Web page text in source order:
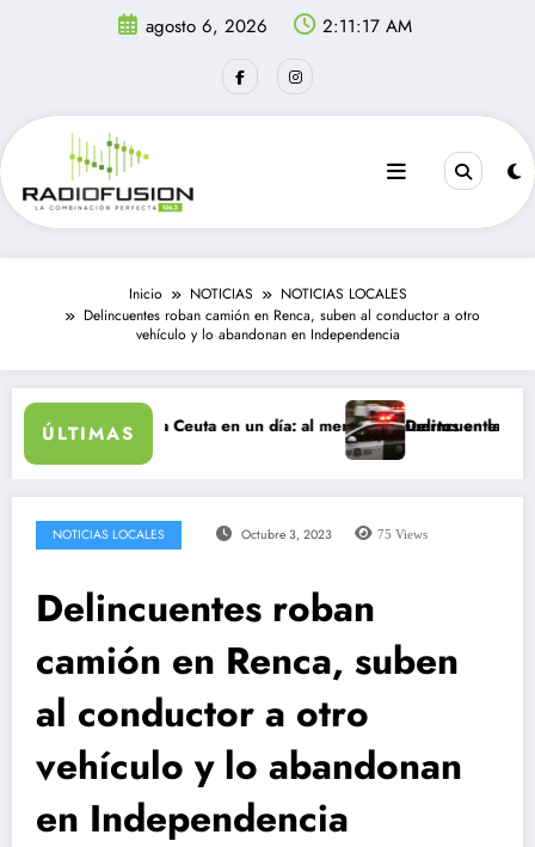
agosto 6, 2026 2:11:17 AM
Inicio NOTICIAS
NOTICIAS LOCALES
Delincuentes roban camión en Renca, suben al conductor a otro
vehículo y lo abandonan en Independencia
ÚLTIMAS
ingresan a Ceuta en un día: al menos 34 muertos en la crisis.
Delincuentes matan a
NOTICIAS LOCALES Octubre 3, 2023 75 Views
Delincuentes roban
camión en Renca, suben
al conductor a otro
vehículo y lo abandonan
en Independencia